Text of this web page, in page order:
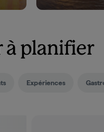
à planifier
Expériences